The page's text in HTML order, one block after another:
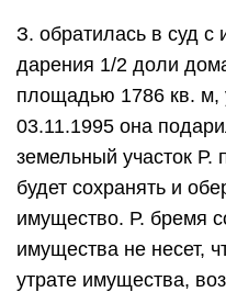
З. обратилась в суд с
дарения 1/2 доли
площадью 1786 кв. м,
03.11.1995 она
земельный участок Р.
будет сохранять и
имущество. Р. бремя
имущества не несет,
утрате имущества,